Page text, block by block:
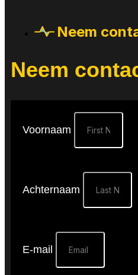
Neem
Neem
Voornaam
Achternaam
E-mail